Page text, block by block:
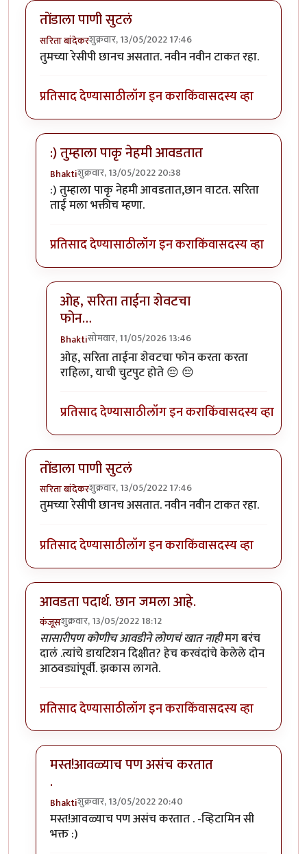
तोंडाला पाणी सुटलं
सरिता बांदेकरशुक्रवार, 13/05/2022 17:46
तुमच्या रेसीपी छानच असतात. नवीन नवीन टाकत रहा.
प्रतिसाद देण्यासाठीलॉग इन कराकिंवासदस्य व्हा
:) तुम्हाला पाकृ नेहमी आवडतात
Bhaktiशुक्रवार, 13/05/2022 20:38
In reply toतोंडाला पाणी सुटलंbyसरिता बांदेकर
:) तुम्हाला पाकृ नेहमी आवडतात,छान वाटत. सरिता
ताई मला भक्तीच म्हणा.
प्रतिसाद देण्यासाठीलॉग इन कराकिंवासदस्य व्हा
ओह, सरिता ताईना शेवटचा
फोन…
Bhaktiसोमवार, 11/05/2026 13:46
In reply to:) तुम्हाला पाकृ नेहमी आवडतातby
ओह, सरिता ताईना शेवटचा फोन करता करता
राहिला, याची चुटपुट होते 😔 😔
प्रतिसाद देण्यासाठीलॉग इन कराकिंवासदस्य व्हा
तोंडाला पाणी सुटलं
सरिता बांदेकरशुक्रवार, 13/05/2022 17:46
तुमच्या रेसीपी छानच असतात. नवीन नवीन टाकत रहा.
प्रतिसाद देण्यासाठीलॉग इन कराकिंवासदस्य व्हा
आवडता पदार्थ. छान जमला आहे.
कंजूसशुक्रवार, 13/05/2022 18:12
सासारीपण कोणीच आवडीने लोणचं खात नाहीमग बरंच
दालं .त्यांचे डायटिशन दिक्षीत? हेच करवंदांचे केलेले दोन
आठवड्यांपूर्वी. झकास लागते.
प्रतिसाद देण्यासाठीलॉग इन कराकिंवासदस्य व्हा
मस्त!आवळ्याच पण असंच करतात
.
Bhaktiशुक्रवार, 13/05/2022 20:40
In reply toआवडता पदार्थ. छान जमला आहे.by
मस्त!आवळ्याच पण असंच करतात . -व्हिटामिन सी
भक्त :)